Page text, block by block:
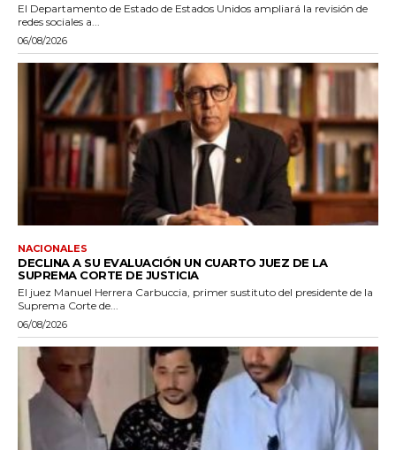
El Departamento de Estado de Estados Unidos ampliará la revisión de
redes sociales a...
06/08/2026
NACIONALES
DECLINA A SU EVALUACIÓN UN CUARTO JUEZ DE LA
SUPREMA CORTE DE JUSTICIA
El juez Manuel Herrera Carbuccia, primer sustituto del presidente de la
Suprema Corte de...
06/08/2026